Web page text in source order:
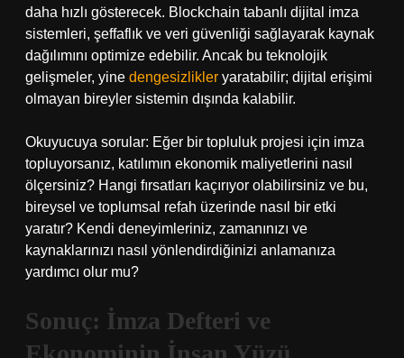
daha hızlı gösterecek. Blockchain tabanlı dijital imza
sistemleri, şeffaflık ve veri güvenliği sağlayarak kaynak
dağılımını optimize edebilir. Ancak bu teknolojik
gelişmeler, yine dengesizlikler yaratabilir; dijital erişimi
olmayan bireyler sistemin dışında kalabilir.
Okuyucuya sorular: Eğer bir topluluk projesi için imza
topluyorsanız, katılımın ekonomik maliyetlerini nasıl
ölçersiniz? Hangi fırsatları kaçırıyor olabilirsiniz ve bu,
bireysel ve toplumsal refah üzerinde nasıl bir etki
yaratır? Kendi deneyimleriniz, zamanınızı ve
kaynaklarınızı nasıl yönlendirdiğinizi anlamanıza
yardımcı olur mu?
Sonuç: İmza Defteri ve